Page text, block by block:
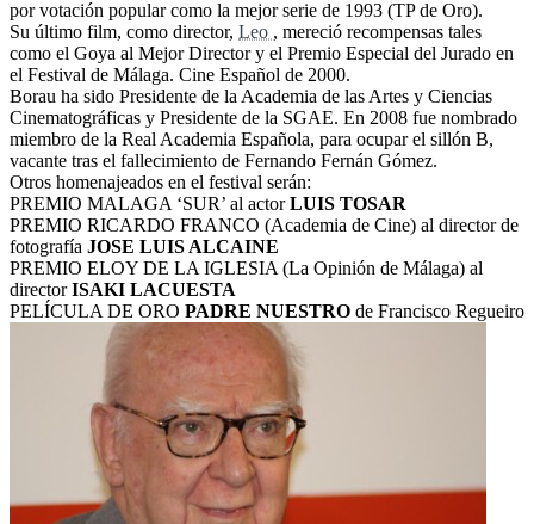
por votación popular como la mejor serie de 1993 (TP de Oro).
Su último film, como director, Leo , mereció recompensas tales
como el Goya al Mejor Director y el Premio Especial del Jurado en
el Festival de Málaga. Cine Español de 2000.
Borau ha sido Presidente de la Academia de las Artes y Ciencias
Cinematográficas y Presidente de la SGAE. En 2008 fue nombrado
miembro de la Real Academia Española, para ocupar el sillón B,
vacante tras el fallecimiento de Fernando Fernán Gómez.
Otros homenajeados en el festival serán:
PREMIO MALAGA ‘SUR’ al actorLUIS TOSAR
PREMIO RICARDO FRANCO (Academia de Cine) al director de
fotografía JOSE LUIS ALCAINE
PREMIO ELOY DE LA IGLESIA (La Opinión de Málaga) al
directorISAKI LACUESTA
PELÍCULA DE ORO PADRE NUESTRO de Francisco Regueiro